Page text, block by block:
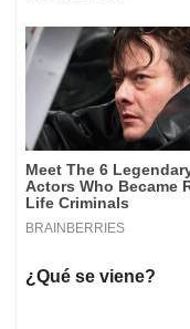
¿Qué se viene?